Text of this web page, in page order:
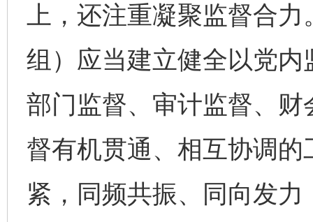
上，还注重凝聚监督合
组）应当建立健全以党
部门监督、审计监督、
督有机贯通、相互协调
紧，同频共振、同向发